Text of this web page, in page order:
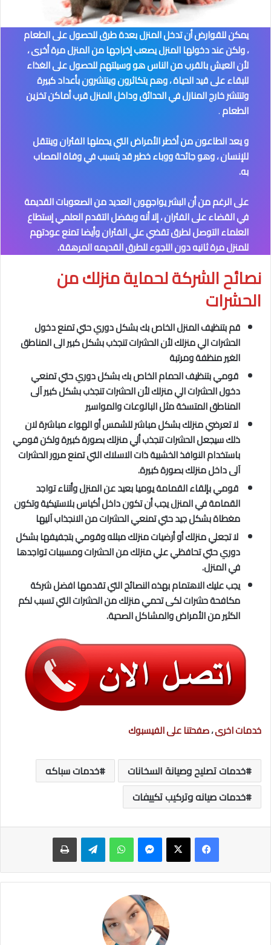
يمكن للقوارض أن تدخل المنزل بعدة طرق للحصول على الطعام
، ولكن عند دخولها المنزل يصعب إخراجها من المنزل مرة أخرى ،
لأن العيش بالقرب من الناس هو وسيلتهم للحصول على الغذاء
للبقاء على قيد الحياة ، وهم يتكاثرون وينتشرون بأعداد كبيرة
وتنتشر خارج المنازل في الحدائق وداخل المنزل قرب أماكن تخزين
الطعام.
و يعد الطاعون من أخطر الأمراض التي يحملها الفئران وينتقل
للإنسان ، وهو جائحة ووباء خطير قد يتسبب في وفاة المصاب
به.
على الرغم من أن البشر يواجهون العديد من الصعوبات القديمة
في القضاء على الفئران ، إلا أنه وبفضل التقدم العلمي إستطاع
العلماء التوصل لطرق تقضي علي الفئران وأيضا تمنع عودتهم
للمنزل مرة ثانيه دون اللجوء للطرق القديمه المرهقة.
نصائح الشركة لحماية منزلك من
الحشرات
قم بتنظيف المنزل الخاص بك بشكل دوري حتي تمنع دخول
الحشرات الي منزلك لأن الحشرات تنجذب بشكل كبير الى المناطق
الغير منظفة ومرتبة
قومي بتنظيف الحمام الخاص بك بشكل دوري حتي تمنعي
دخول الحشرات الي منزلك لأن الحشرات تنجذب بشكل كبير آلى
المناطق المتسخة مثل البالوعات والمواسير
لا تعرضي منزلك بشكل مباشر للشمس أو الهواء مباشرة لان
ذلك سيجعل الحشرات تنجذب ألي منزلك بصورة كبيرة ولكن قومي
باستخدام النوافذ الخشبية ذات الاسلاك التي تمنع مرور الحشرات
آلى داخل منزلك بصورة كبيرة.
قومي بإلقاء القمامة يوميا بعيد عن المنزل وأتناء تواجد
القمامة في المنزل يجب أن تكون داخل أكياس بلاستيكية وتكون
مغطاة بشكل جيد حتي تمنعي الحشرات من الانجذاب آليها
لا تجعلي منزلك أو أرضيات منزلك مبلله وقومي بتجفيفها بشكل
دوري حتي تحافظي علي منزلك من الحشرات ومسببات تواجدها
في المنزل.
يجب عليك الاهتمام بهذه النصائح التي تقدمها افضل شركة
مكافحة حشرات لكى تحمي منزلك من الحشرات التي تسبب لكم
الكثير من الأمراض والمشاكل الصحية.
خدمات اخرى،صفحتنا على الفيسبوك
خدمات تصليح وصيانة السخانات
خدمات سباكه
خدمات صيانه وتركيب تكييفات
ماسنجر واتساب تيلقرام طباعة